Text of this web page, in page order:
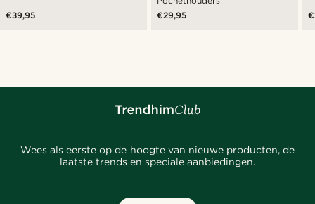
€39,95
€29,95
Wees als eerste op de hoogte van nieuwe producten, de
laatste trends en speciale aanbiedingen.